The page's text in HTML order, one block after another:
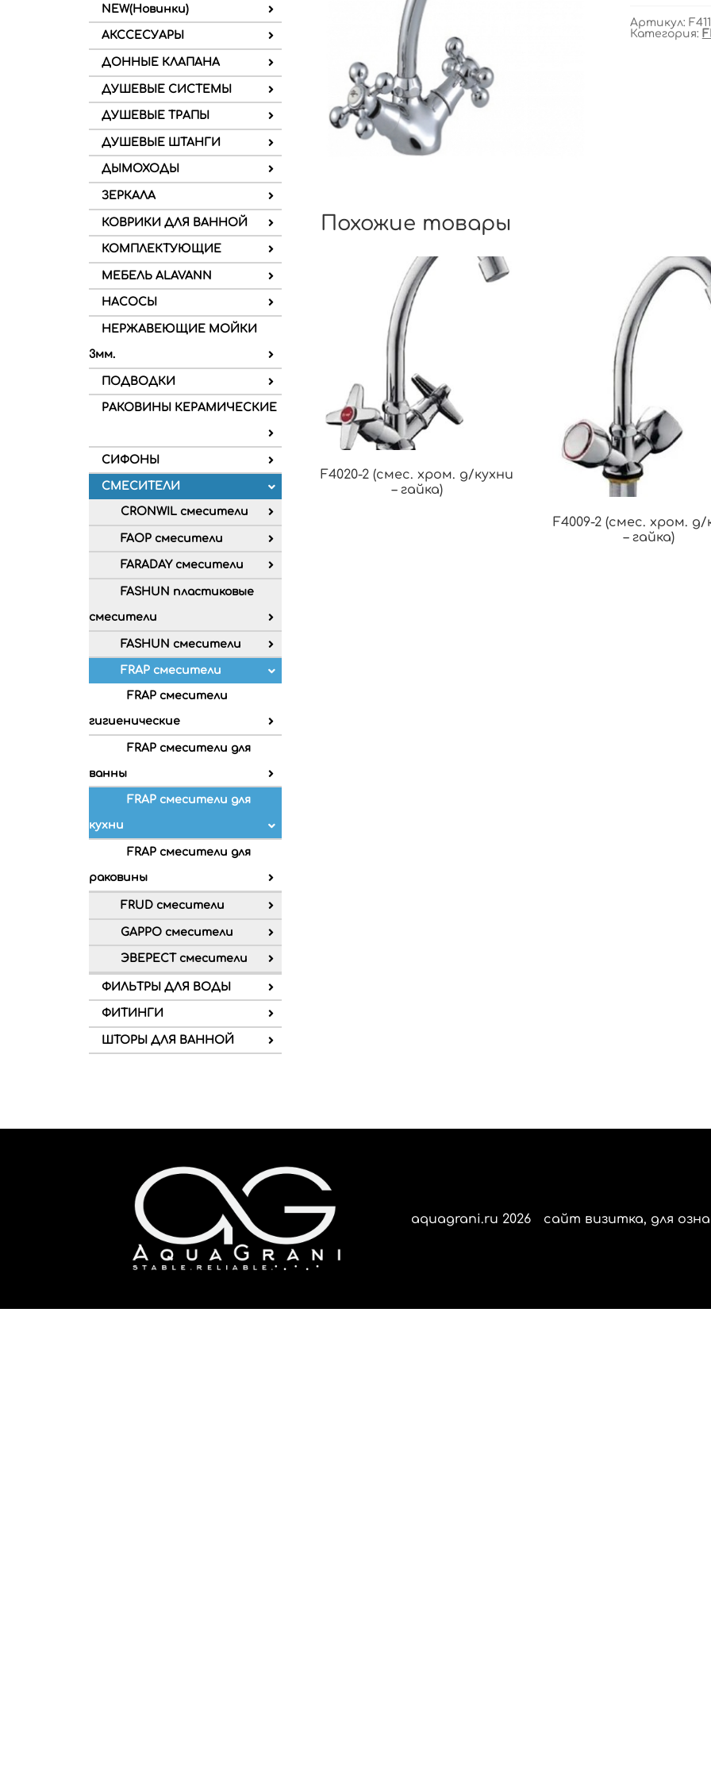
NEW(Новинки)
АКССЕСУАРЫ
ДОННЫЕ КЛАПАНА
ДУШЕВЫЕ СИСТЕМЫ
ДУШЕВЫЕ ТРАПЫ
ДУШЕВЫЕ ШТАНГИ
ДЫМОХОДЫ
ЗЕРКАЛА
КОВРИКИ ДЛЯ ВАННОЙ
КОМПЛЕКТУЮЩИЕ
МЕБЕЛЬ ALAVANN
НАСОСЫ
НЕРЖАВЕЮЩИЕ МОЙКИ
3мм.
ПОДВОДКИ
РАКОВИНЫ КЕРАМИЧЕСКИЕ
СИФОНЫ
СМЕСИТЕЛИ
CRONWIL смесители
FAOP смесители
FARADAY смесители
FASHUN пластиковые
смесители
FASHUN смесители
FRAP смесители
FRAP смесители
гигиенические
FRAP смесители для
ванны
FRAP смесители для
кухни
FRAP смесители для
раковины
FRUD смесители
GAPPO смесители
ЭВЕРЕСТ смесители
ФИЛЬТРЫ ДЛЯ ВОДЫ
ФИТИНГИ
ШТОРЫ ДЛЯ ВАННОЙ
Артикул:
Категория:
Похожие товары
F4020-2 (смес. хром. д/кухни
– гайка)
F4009-2 (смес. хром. д/
– гайка)
aquagrani.ru 2026 сайт визитка, для